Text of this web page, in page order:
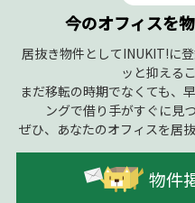
今のオフィスを
居抜き物件としてINUKIT!に
ッと抑える
まだ移転の時期でなくても、
ングで借り手がすぐに見
ぜひ、あなたのオフィスを居
物件